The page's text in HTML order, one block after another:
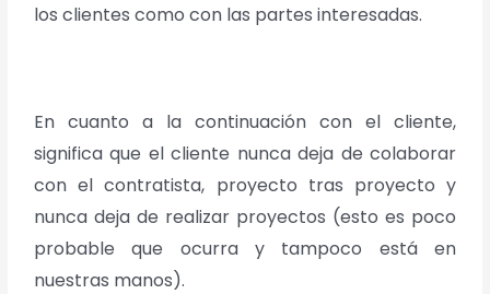
los clientes como con las partes interesadas.
En cuanto a la continuación con el cliente,
significa que el cliente nunca deja de colaborar
con el contratista, proyecto tras proyecto y
nunca deja de realizar proyectos (esto es poco
probable que ocurra y tampoco está en
nuestras manos).